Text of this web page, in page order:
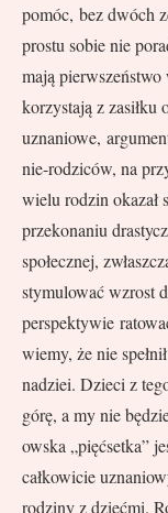
pomóc, bez dwóch
prostu sobie nie
mają
korzystają z
uznaniowe,
nie-rodziców, na
wielu rodzin okazał
przekonaniu
społecznej,
stymulować wzrost
perspektywie
wiemy, że nie
nadziei. Dzieci z
górę, a my nie
owska „pięćsetka”
całkowicie
rodziny z dziećmi.